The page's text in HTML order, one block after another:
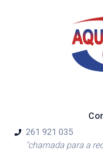
261 921 035
"chamada para a